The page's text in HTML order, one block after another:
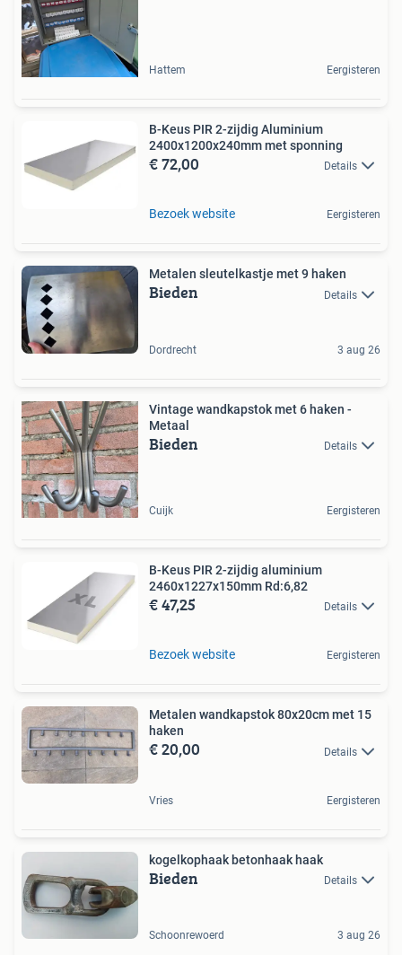
Hattem Eergisteren
B-Keus PIR 2-zijdig Aluminium
2400x1200x240mm met sponning
€ 72,00 Details
Bezoek website Eergisteren
Metalen sleutelkastje met 9 haken
Bieden Details
Dordrecht 3 aug 26
Vintage wandkapstok met 6 haken -
Metaal
Bieden Details
Cuijk Eergisteren
B-Keus PIR 2-zijdig aluminium
2460x1227x150mm Rd:6,82
€ 47,25 Details
Bezoek website Eergisteren
Metalen wandkapstok 80x20cm met 15
haken
€ 20,00 Details
Vries Eergisteren
kogelkophaak betonhaak haak
Bieden Details
Schoonrewoerd 3 aug 26